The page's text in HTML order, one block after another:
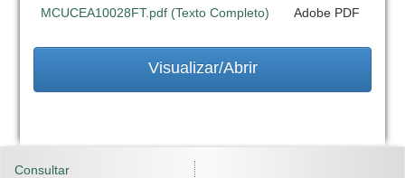
MCUCEA10028FT.pdf (Texto Completo) Adobe PDF
Visualizar/Abrir
Consultar